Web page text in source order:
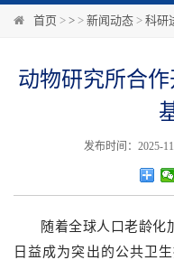
首页 > > > 新闻动态 > 科研
动物研究所合
发布时间：2025-
随着全球人口老龄化
日益成为突出的公共卫